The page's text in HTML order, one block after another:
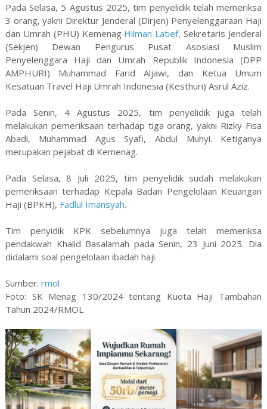
Pada Selasa, 5 Agustus 2025, tim penyelidik telah memeriksa
3 orang, yakni Direktur Jenderal (Dirjen) Penyelenggaraan Haji
dan Umrah (PHU) Kemenag Hilman Latief, Sekretaris Jenderal
(Sekjen) Dewan Pengurus Pusat Asosiasi Muslim
Penyelenggara Haji dan Umrah Republik Indonesia (DPP
AMPHURI) Muhammad Farid Aljawi, dan Ketua Umum
Kesatuan Travel Haji Umrah Indonesia (Kesthuri) Asrul Aziz.
Pada Senin, 4 Agustus 2025, tim penyelidik juga telah
melakukan pemeriksaan terhadap tiga orang, yakni Rizky Fisa
Abadi, Muhammad Agus Syafi, Abdul Muhyi. Ketiganya
merupakan pejabat di Kemenag.
Pada Selasa, 8 Juli 2025, tim penyelidik sudah melakukan
pemeriksaan terhadap Kepala Badan Pengelolaan Keuangan
Haji (BPKH), Fadlul Imansyah.
Tim penyidik KPK sebelumnya juga telah memeriksa
pendakwah Khalid Basalamah pada Senin, 23 Juni 2025. Dia
didalami soal pengelolaan ibadah haji.
Sumber: rmol
Foto: SK Menag 130/2024 tentang Kuota Haji Tambahan
Tahun 2024/RMOL